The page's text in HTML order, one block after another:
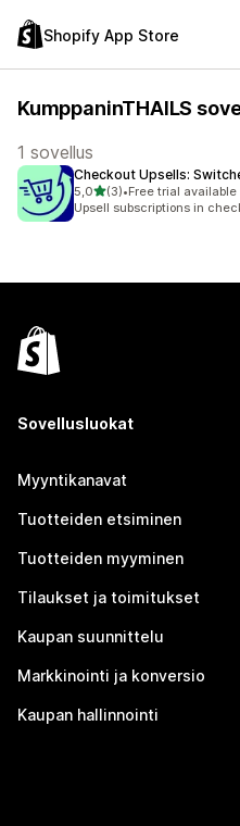
Shopify App Store
KumppaninTHAILS
1 sovellus
Checkout Upsells:
5,0/ 5 tähteä
(3)
3 arvostelua yhteensä
•Free trial available
Upsell subscriptions in
Sovellusluokat
Myyntikanavat
Tuotteiden etsiminen
Tuotteiden myyminen
Tilaukset ja toimitukset
Kaupan suunnittelu
Markkinointi ja konversio
Kaupan hallinnointi